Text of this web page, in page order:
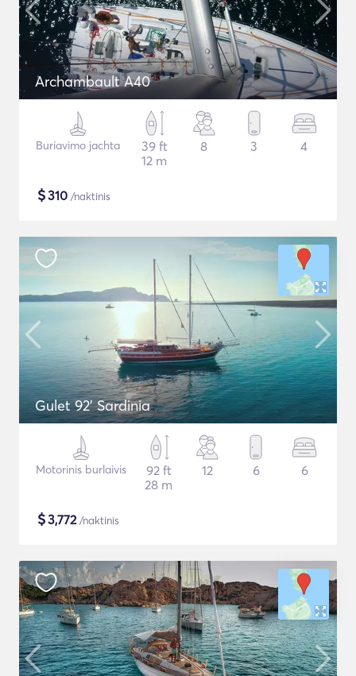
Archambault A40
Buriavimo jachta
39 ft
12 m
8 3 4
$310 /naktinis
Gulet 92' Sardinia
Motorinis burlaivis
92 ft
28 m
12 6 6
$3,772/naktinis